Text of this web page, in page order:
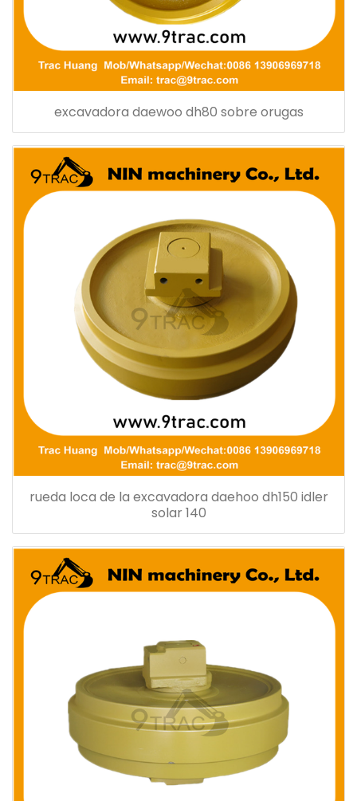
excavadora daewoo dh80 sobre orugas
rueda loca de la excavadora daehoo dh150 idler
solar 140